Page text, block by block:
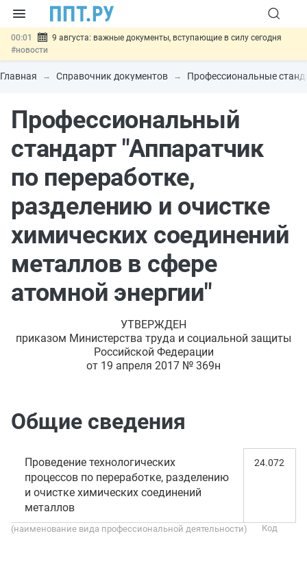
00:01
9 августа: важные документы, вступающие в силу сегодня
#новости
07.08 Подписан закон о блокировке продажи опасных товаров через
«Честный знак»#новости
07.08
Госпошлину за устранение ошибок в документах предлагают
отменить#новости
Разработают единые критерии трудовых и ГПХ-
отношений#новости
Главная Справочник документов Профессиональные
Профессиональный
стандарт "Аппаратчик
по переработке,
разделению и очистке
химических соединений
металлов в сфере
атомной энергии"
УТВЕРЖДЕН
приказом Министерства труда и социальной защиты
Российской Федерации
от 19 апреля 2017 № 369н
Общие сведения
Проведение технологических
процессов по переработке, разделению
и очистке химических соединений
металлов
24.072
(наименование вида профессиональной деятельности)